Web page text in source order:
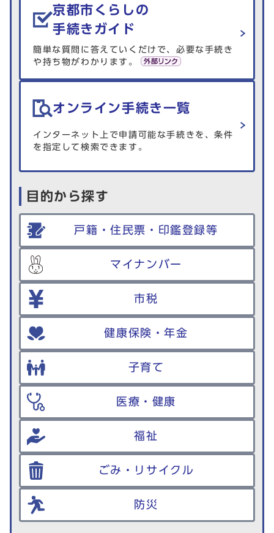
京都市くらしの
手続きガイド
簡単な質問に答えていくだけで、必要な手続き
や持ち物がわかります。
オンライン手続き一覧
インターネット上で申請可能な手続きを、条件
を指定して検索できます。
目的から探す
戸籍・住民票・印鑑登録等
マイナンバー
市税
健康保険・年金
子育て
医療・健康
福祉
ごみ・リサイクル
防災